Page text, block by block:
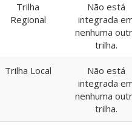
Trilha
Regional
Não está
integrada
nenhuma
trilha.
Trilha Local
Não está
integrada
nenhuma
trilha.